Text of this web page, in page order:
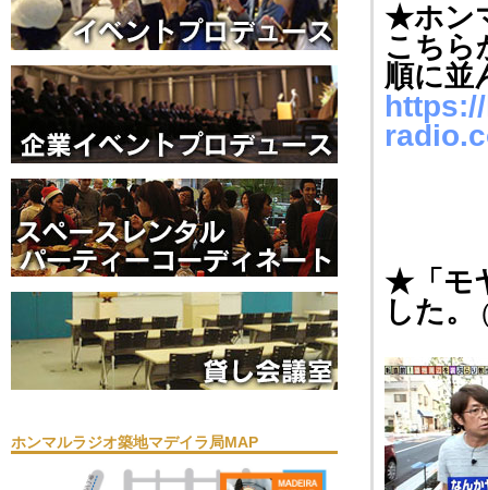
ホンマルラジオ築地マデイラ局MAP
★ホン
こちら
順に並
★「モ
した。